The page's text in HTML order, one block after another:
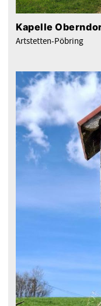
Kapelle
Artstetten-Pöbring